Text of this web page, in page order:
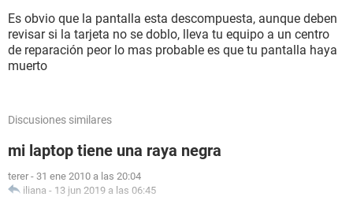
Es obvio que la pantalla esta descompuesta, aunque deben
revisar si la tarjeta no se doblo, lleva tu equipo a un centro
de reparación peor lo mas probable es que tu pantalla haya
muerto
Discusiones similares
mi laptop tiene una raya negra
terer - 31 ene 2010 a las 20:04
iliana - 13 jun 2019 a las 06:45